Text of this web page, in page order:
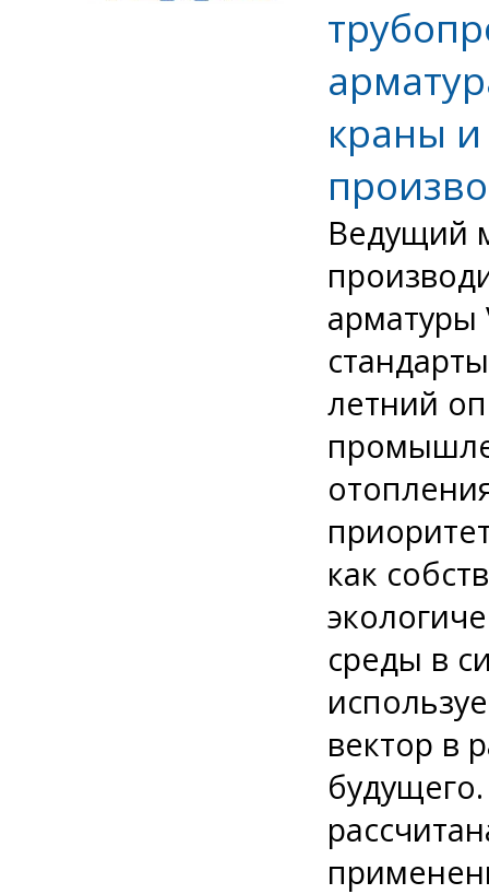
краны и
Ведущий
арматуры
летний
как
среды в
вектор в